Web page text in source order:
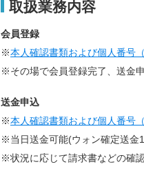
取扱業務内容
会員登録
※本人確認書類および個人番号
※その場で会員登録完了、送金
送金申込
※本人確認書類および個人番号
※当日送金可能(ウォン確定送金
※状況に応じて請求書などの確